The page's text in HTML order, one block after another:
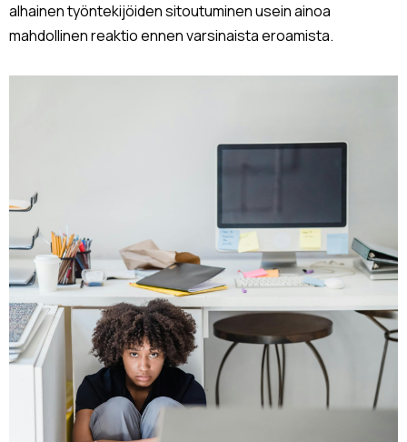
alhainen työntekijöiden sitoutuminen usein ainoa
mahdollinen reaktio ennen varsinaista eroamista.